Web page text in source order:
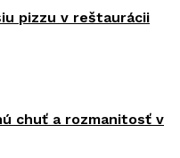
pizzu v reštaurácii
chuť a rozmanitosť v